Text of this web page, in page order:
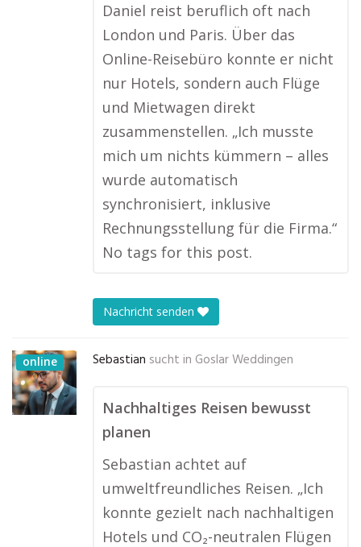
Daniel reist beruflich oft nach
London und Paris. Über das
Online-Reisebüro konnte er nicht
nur Hotels, sondern auch Flüge
und Mietwagen direkt
zusammenstellen. „Ich musste
mich um nichts kümmern – alles
wurde automatisch
synchronisiert, inklusive
Rechnungsstellung für die Firma.“
No tags for this post.
Nachricht senden
online Sebastian sucht in Goslar Weddingen
Nachhaltiges Reisen bewusst
planen
Sebastian achtet auf
umweltfreundliches Reisen. „Ich
konnte gezielt nach nachhaltigen
Hotels und CO₂-neutralen Flügen